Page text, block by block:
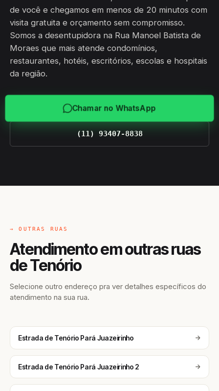
de você e chegamos em menos de 20 minutos com
visita gratuita e orçamento sem compromisso.
Somos a desentupidora na Rua Manoel Batista de
Moraes que mais atende condomínios,
restaurantes, hotéis, escritórios, escolas e hospitais
da região.
Chamar no WhatsApp
(11) 93407-8838
→ OUTRAS RUAS
Atendimento em outras ruas
de Tenório
Selecione outro endereço pra ver detalhes específicos do
atendimento na sua rua.
Estrada de Tenório Pará Juazeirinho
Estrada de Tenório Pará Juazeirinho 2